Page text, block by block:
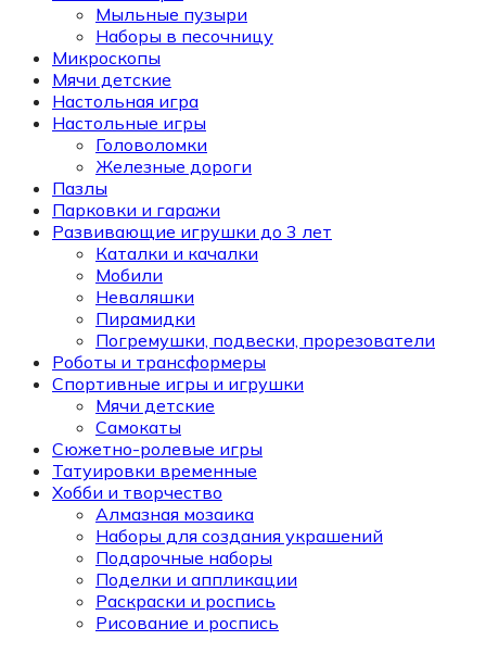
Мыльные пузыри
Наборы в песочницу
Микроскопы
Мячи детские
Настольная игра
Настольные игры
Головоломки
Железные дороги
Пазлы
Парковки и гаражи
Развивающие игрушки до 3 лет
Каталки и качалки
Мобили
Неваляшки
Пирамидки
Погремушки, подвески, прорезователи
Роботы и трансформеры
Спортивные игры и игрушки
Мячи детские
Самокаты
Сюжетно-ролевые игры
Татуировки временные
Хобби и творчество
Алмазная мозаика
Наборы для создания украшений
Подарочные наборы
Поделки и аппликации
Раскраски и роспись
Рисование и роспись